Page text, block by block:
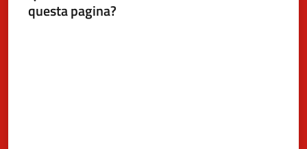
questa pagina?